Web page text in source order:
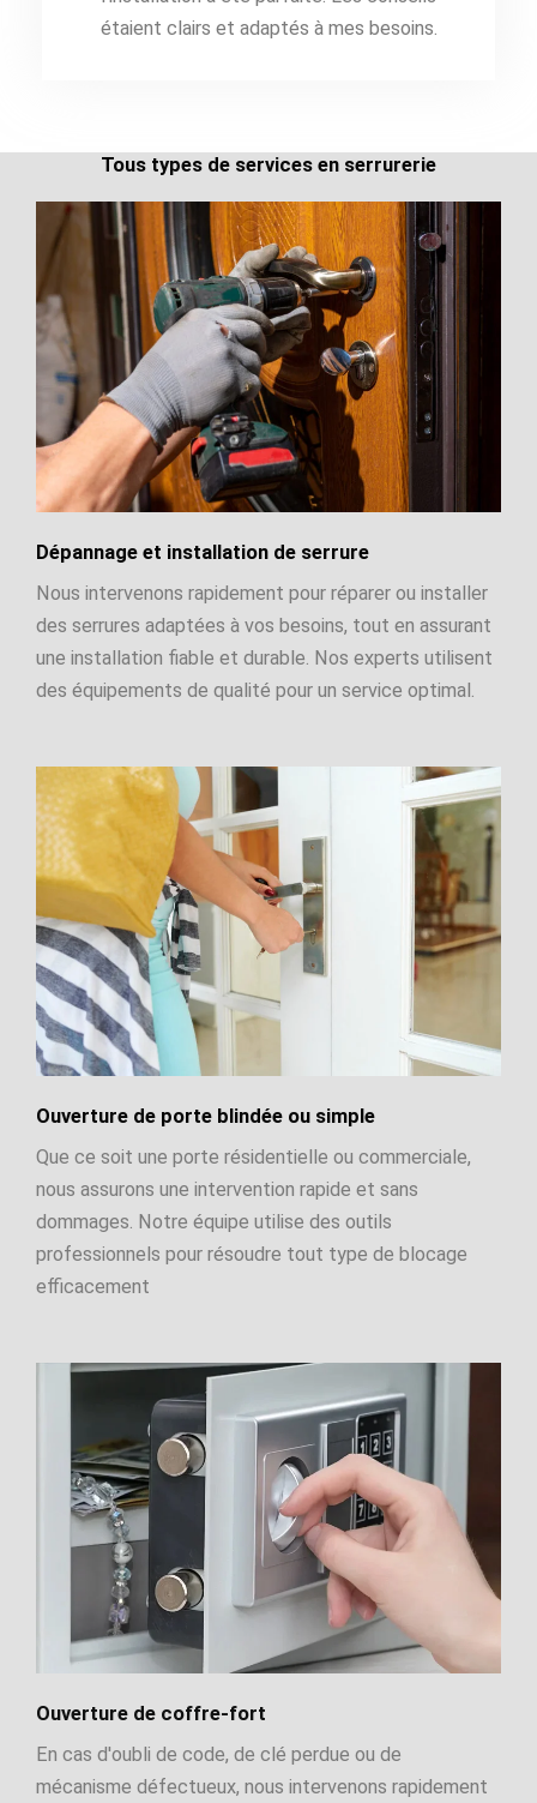
étaient clairs et adaptés à mes besoins.
Tous types de services en serrurerie
Dépannage et installation de serrure
Nous intervenons rapidement pour réparer ou installer
des serrures adaptées à vos besoins, tout en assurant
une installation fiable et durable. Nos experts utilisent
des équipements de qualité pour un service optimal.
Ouverture de porte blindée ou simple
Que ce soit une porte résidentielle ou commerciale,
nous assurons une intervention rapide et sans
dommages. Notre équipe utilise des outils
professionnels pour résoudre tout type de blocage
efficacement
Ouverture de coffre-fort
En cas d'oubli de code, de clé perdue ou de
mécanisme défectueux, nous intervenons rapidement